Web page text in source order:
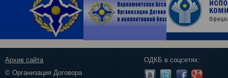
Архив сайта
© Организация Договора
ОДКБ в соцсетях: